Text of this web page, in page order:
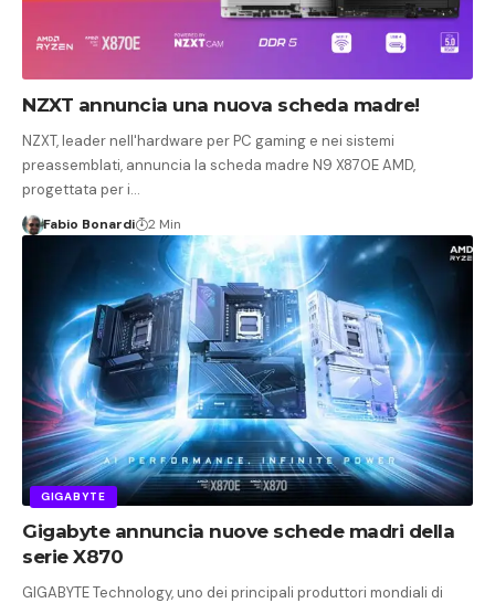
NZXT annuncia una nuova scheda madre!
NZXT, leader nell'hardware per PC gaming e nei sistemi
preassemblati, annuncia la scheda madre N9 X870E AMD,
progettata per i…
Fabio Bonardi 2 Min
GIGABYTE
Gigabyte annuncia nuove schede madri della
serie X870
GIGABYTE Technology, uno dei principali produttori mondiali di